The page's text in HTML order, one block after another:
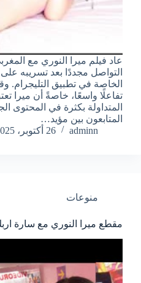
عاد فيلم ميرا النوري مع
التواصل مجددًا بعد تسريبه
الخاصة في تطبيق التليجرام.
تفاعلًا واسعًا، خاصةً أن ميرا
المتداولة بكثرة في المحتوى
المتابعون بين مؤيد…
adminn
26 أكتوبر، 2025
منوعات
مقطع ميرا النوري مع سارة اربك +18 كامل